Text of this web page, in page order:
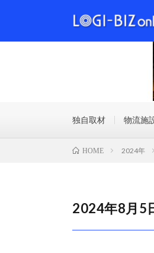
独自取材 物流施
HOME 2024年
2024年8月5